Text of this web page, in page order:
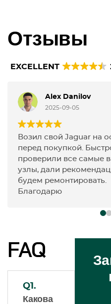
Отзывы
EXCELLENT
Alex Danilov
2025-09-05
Возил свой Jaguar на
перед покупкой.
проверили все самые
узлы, дали
будем ремонтировать.
Благодарю
FAQ
Q1.
Какова